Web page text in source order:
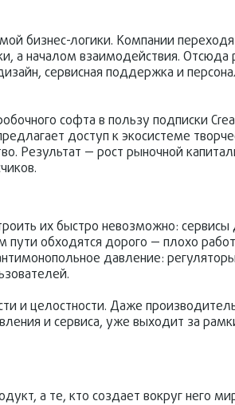
бизнес-логики. Компании
а началом взаимодействия. Отсюда
сервисная поддержка и
софта в пользу подписки
доступ к экосистеме
Результат — рост рыночной
их быстро невозможно:
пути обходятся дорого — плохо
давление:
и целостности. Даже
и сервиса, уже выходит за
а те, кто создает вокруг него